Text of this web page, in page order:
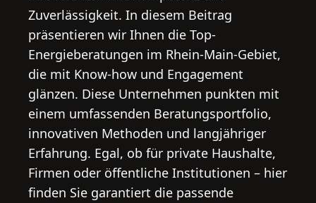
Zuverlässigkeit. In diesem Beitrag
präsentieren wir Ihnen die Top-
Energieberatungen im Rhein-Main-Gebiet,
die mit Know-how und Engagement
glänzen. Diese Unternehmen punkten mit
einem umfassenden Beratungsportfolio,
innovativen Methoden und langjähriger
Erfahrung. Egal, ob für private Haushalte,
Firmen oder öffentliche Institutionen – hier
finden Sie garantiert die passende